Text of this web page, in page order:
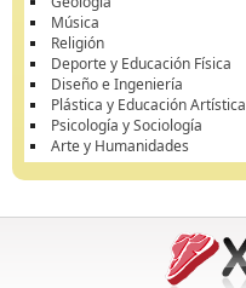
Música
Religión
Deporte y Educación Física
Diseño e Ingeniería
Plástica y Educación Artística
Psicología y Sociología
Arte y Humanidades